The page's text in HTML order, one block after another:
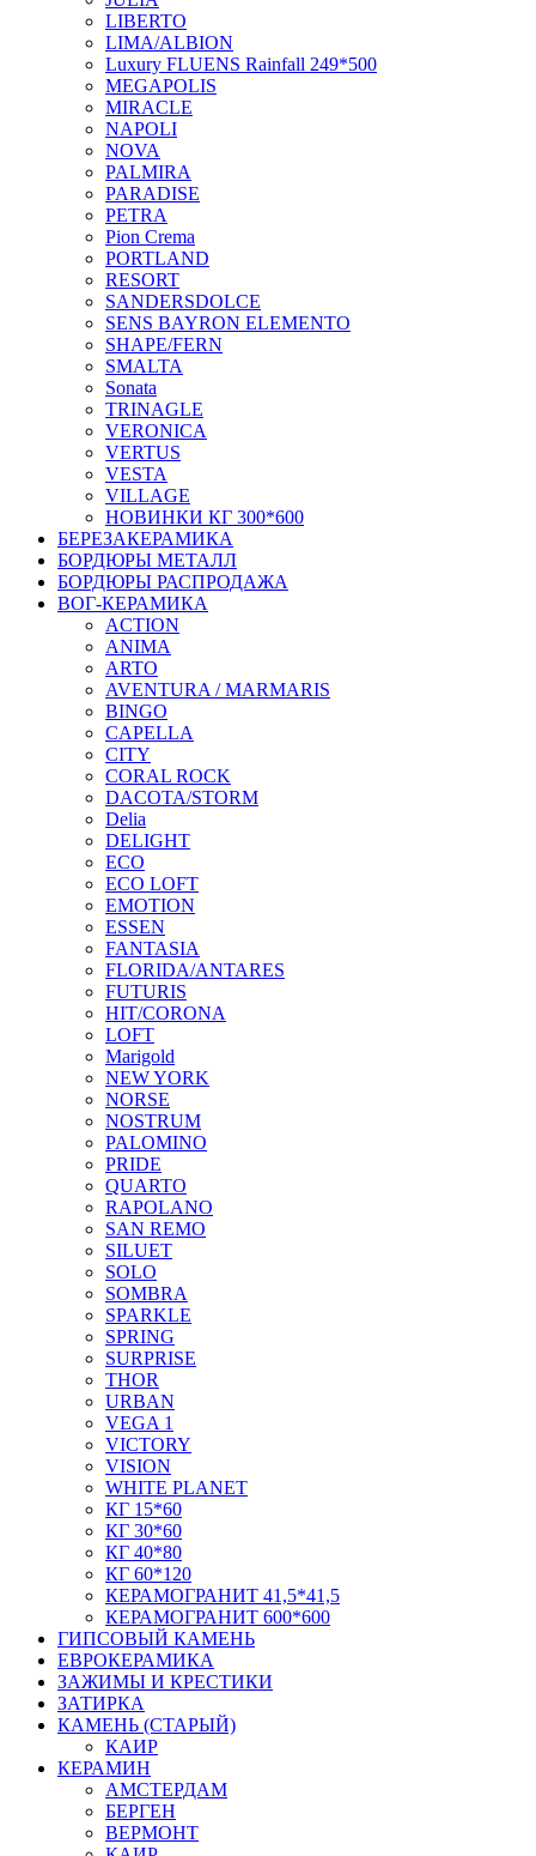
LIBERTO
LIMA/ALBION
Luxury FLUENS Rainfall 249*500
MEGAPOLIS
MIRACLE
NAPOLI
NOVA
PALMIRA
PARADISE
PETRA
Pion Crema
PORTLAND
RESORT
SANDERSDOLCE
SENS BAYRON ELEMENTO
SHAPE/FERN
SMALTA
Sonata
TRINAGLE
VERONICA
VERTUS
VESTA
VILLAGE
НОВИНКИ КГ 300*600
БЕРЕЗАКЕРАМИКА
БОРДЮРЫ МЕТАЛЛ
БОРДЮРЫ РАСПРОДАЖА
ВОГ-КЕРАМИКА
ACTION
ANIMA
ARTO
AVENTURA / MARMARIS
BINGO
CAPELLA
CITY
CORAL ROCK
DACOTA/STORM
Delia
DELIGHT
ECO
ECO LOFT
EMOTION
ESSEN
FANTASIA
FLORIDA/ANTARES
FUTURIS
HIT/CORONA
LOFT
Marigold
NEW YORK
NORSE
NOSTRUM
PALOMINO
PRIDE
QUARTO
RAPOLANO
SAN REMO
SILUET
SOLO
SOMBRA
SPARKLE
SPRING
SURPRISE
THOR
URBAN
VEGA 1
VICTORY
VISION
WHITE PLANET
КГ 15*60
КГ 30*60
КГ 40*80
КГ 60*120
КЕРАМОГРАНИТ 41,5*41,5
КЕРАМОГРАНИТ 600*600
ГИПСОВЫЙ КАМЕНЬ
ЕВРОКЕРАМИКА
ЗАЖИМЫ И КРЕСТИКИ
ЗАТИРКА
КАМЕНЬ (СТАРЫЙ)
КАИР
КЕРАМИН
АМСТЕРДАМ
БЕРГЕН
ВЕРМОНТ